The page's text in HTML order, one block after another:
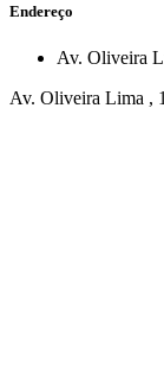
Endereço
Av. Oliveira
Av. Oliveira Lima ,